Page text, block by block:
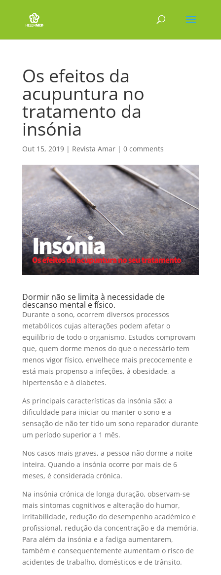
Os efeitos da
acupuntura no
tratamento da
insónia
Out 15, 2019| Revista Amar| 0 comments
Dormir não se limita à necessidade de
descanso mental e físico.
Durante o sono, ocorrem diversos processos
metabólicos cujas alterações podem afetar o
equilíbrio de todo o organismo. Estudos comprovam
que, quem dorme menos do que o necessário tem
menos vigor físico, envelhece mais precocemente e
está mais propenso a infeções, à obesidade, a
hipertensão e à diabetes.
As principais características da insónia são: a
dificuldade para iniciar ou manter o sono e a
sensação de não ter tido um sono reparador durante
um período superior a 1 mês.
Nos casos mais graves, a pessoa não dorme a noite
inteira. Quando a insónia ocorre por mais de 6
meses, é considerada crónica.
Na insónia crónica de longa duração, observam-se
mais sintomas cognitivos e alteração do humor,
irritabilidade, redução do desempenho académico e
profissional, redução da concentração e da memória.
Para além da insónia e a fadiga aumentarem,
também e consequentemente aumentam o risco de
acidentes de trabalho, domésticos e de trânsito.